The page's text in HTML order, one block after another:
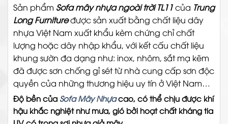
Sản phẩm Sofa mây nhựa ngoài trời TL11của Trung
Long Furnituređược sản xuất bằng chất liệu dây
nhựa Việt Nam xuất khẩu kèm chứng chỉ chất
lượng hoặc dây nhập khẩu, với kết cấu chất liệu
khung sườn đa dạng như: inox, nhôm, sắt mạ kẽm
đã được sơn chống gỉ sét từ nhà cung cấp sơn độc
quyền của những thương hiệu uy tín ở Việt Nam…
Độ bền của Sofa Mây Nhựacao, có thể chịu được khí
hậu khắc nghiệt như mưa, gió bởi hoạt chất kháng tia